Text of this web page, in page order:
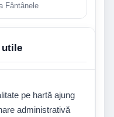
Fântânele
utile
pe hartă ajung
administrativă